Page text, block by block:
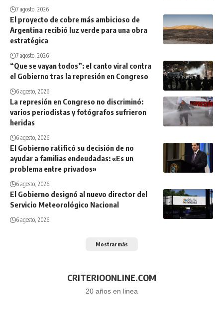
7 agosto, 2026
El proyecto de cobre más ambicioso de
Argentina recibió luz verde para una obra
estratégica
7 agosto, 2026
“Que se vayan todos”: el canto viral contra
el Gobierno tras la represión en Congreso
6 agosto, 2026
La represión en Congreso no discriminó:
varios periodistas y fotógrafos sufrieron
heridas
6 agosto, 2026
El Gobierno ratificó su decisión de no
ayudar a familias endeudadas: «Es un
problema entre privados»
6 agosto, 2026
El Gobierno designó al nuevo director del
Servicio Meteorológico Nacional
6 agosto, 2026
Mostrar más
CRITERIOONLINE.COM
20 años en linea